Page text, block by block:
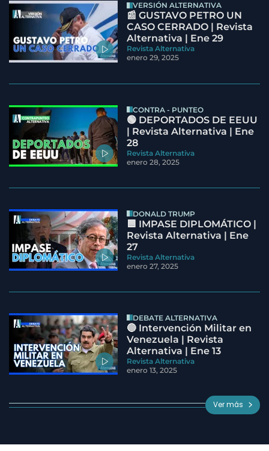
VERSIÓN ALTERNATIVA
📰 GUSTAVO PETRO UN
CASO CERRADO | Revista
Alternativa | Ene 29
Revista Alternativa
enero 29, 2025
CONTRA - PUNTEO
🟢 DEPORTADOS DE EEUU
| Revista Alternativa | Ene
28
Revista Alternativa
enero 28, 2025
DONALD TRUMP
🟦 IMPASE DIPLOMÁTICO |
Revista Alternativa | Ene
27
Revista Alternativa
enero 27, 2025
DEBATE ALTERNATIVA
🔵 Intervención Militar en
Venezuela | Revista
Alternativa | Ene 13
Revista Alternativa
enero 13, 2025
Ver más